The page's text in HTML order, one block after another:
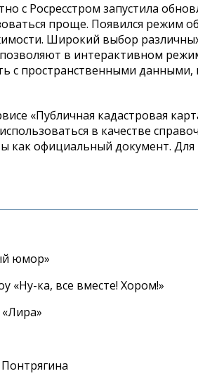
с Росресстром запустила
проще. Появился режим
Широкий выбор
в интерактивном
с пространственными данными,
«Публичная кадастровая
в качестве
как официальный документ. Для
юмор»
«Ну-ка, все вместе! Хором!»